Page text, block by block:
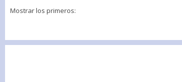
Mostrar los primeros: